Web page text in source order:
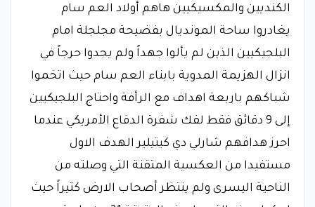
الكنديين والمكسيكيين هاهم أولاد العم سام
يغادروا ساحة المونديال بفضيحة مجلجلة امام
البلجيكيين الذين لم يألوا جهداً ولم يجدوا حرجاً في
انزال الهزيمة المدوية بابناء العم سام حيث اتخموا
شباكهم باربعة اهداف مع الرأفة واحتاج البلجيكيين
إلى 9 دقائق فقط لفك شفرة الدفاع الأمريكي عندما
احرز هدافهم شارلي دي كيتيلير الهدف الاول
مستفيدا من العكسية المتقنة التي وصلته من
الناحية اليسرى ولم ينتظر أصحاب الارض كثيراً حيث